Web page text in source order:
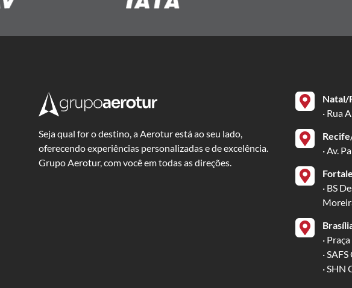
Seja qual for o destino, a Aerotur está ao seu lado,
oferecendo experiências personalizadas e de excelência.
Grupo Aerotur, com você em todas as direções.
Natal/
· Rua
· Av.
· BS
·
·
· SHN